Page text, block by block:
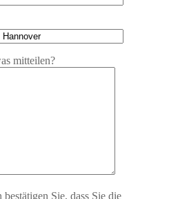
mitteilen?
Sie, dass Sie die